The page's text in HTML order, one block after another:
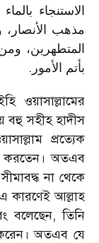
الاستنجاء
مذهب الأنصار،
المتطهرين،
بأتم الأمور .
ওয়াসাল্লামের
বহু সহীহ হাদীস
প্রত্যেক
করতেন। অতএব
না থেকে
কারণেই আল্লাহ
বলেছেন, তিনি
অতএব যে